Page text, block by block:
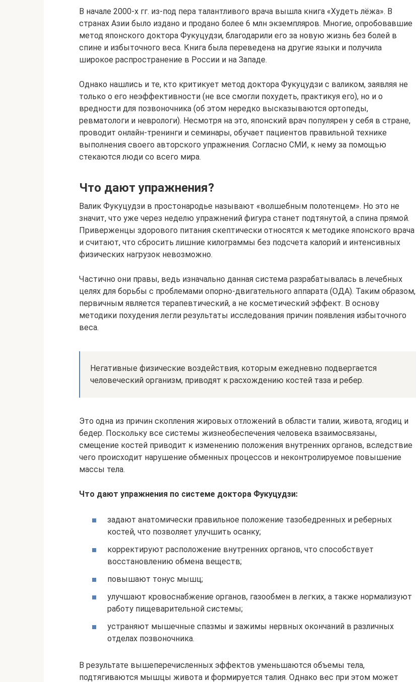
В начале 2000-х гг. из-под пера талантливого врача вышла книга «Худеть лёжа». В
странах Азии было издано и продано более 6 млн экземпляров. Многие, опробовавшие
метод японского доктора Фукуцудзи, благодарили его за новую жизнь без болей в
спине и избыточного веса. Книга была переведена на другие языки и получила
широкое распространение в России и на Западе.
Однако нашлись и те, кто критикует метод доктора Фукуцудзи с валиком, заявляя не
только о его неэффективности (не все смогли похудеть, практикуя его), но и о
вредности для позвоночника (об этом нередко высказываются ортопеды,
ревматологи и неврологи). Несмотря на это, японский врач популярен у себя в стране,
проводит онлайн-тренинги и семинары, обучает пациентов правильной технике
выполнения своего авторского упражнения. Согласно СМИ, к нему за помощью
стекаются люди со всего мира.
Что дают упражнения?
Валик Фукуцудзи в простонародье называют «волшебным полотенцем». Но это не
значит, что уже через неделю упражнений фигура станет подтянутой, а спина прямой.
Приверженцы здорового питания скептически относятся к методике японского врача
и считают, что сбросить лишние килограммы без подсчета калорий и интенсивных
физических нагрузок невозможно.
Частично они правы, ведь изначально данная система разрабатывалась в лечебных
целях для борьбы с проблемами опорно-двигательного аппарата (ОДА). Таким образом,
первичным является терапевтический, а не косметический эффект. В основу
методики похудения легли результаты исследования причин появления избыточного
веса.
Негативные физические воздействия, которым ежедневно подвергается
человеческий организм, приводят к расхождению костей таза и ребер.
Это одна из причин скопления жировых отложений в области талии, живота, ягодиц и
бедер. Поскольку все системы жизнеобеспечения человека взаимосвязаны,
смещение костей приводит к изменению положения внутренних органов, вследствие
чего происходит нарушение обменных процессов и неконтролируемое повышение
массы тела.
Что дают упражнения по системе доктора Фукуцудзи:
задают анатомически правильное положение тазобедренных и реберных
костей, что позволяет улучшить осанку;
корректируют расположение внутренних органов, что способствует
восстановлению обмена веществ;
повышают тонус мышц;
улучшают кровоснабжение органов, газообмен в легких, а также нормализуют
работу пищеварительной системы;
устраняют мышечные спазмы и зажимы нервных окончаний в различных
отделах позвоночника.
В результате вышеперечисленных эффектов уменьшаются объемы тела,
подтягиваются мышцы живота и формируется талия. Однако вес при этом может